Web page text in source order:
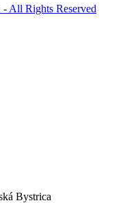
All Rights Reserved
Bystrica